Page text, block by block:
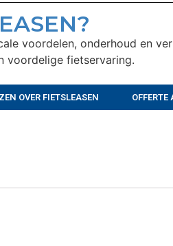
voordelen, onderhoud en
voordelige fietservaring.
OVER FIETSLEASEN OFFERTE